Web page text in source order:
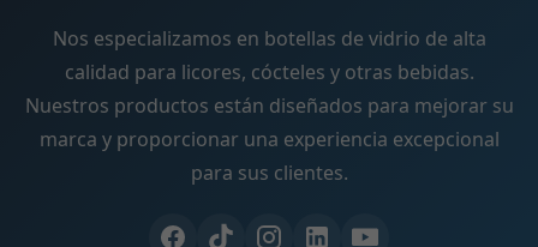
Nos especializamos en botellas de vidrio de alta
calidad para licores, cócteles y otras bebidas.
Nuestros productos están diseñados para mejorar su
marca y proporcionar una experiencia excepcional
para sus clientes.